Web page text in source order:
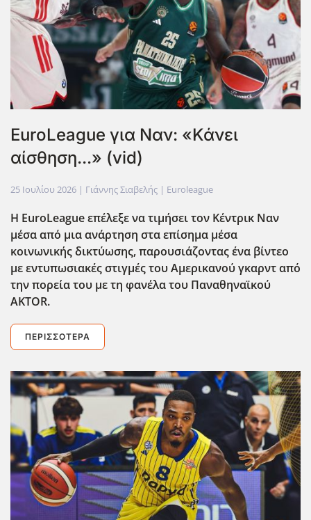
ΕuroLeague για Ναν: «Κάνει
αίσθηση...» (vid)
25 Ιουλίου 2026 | Γιάννης Σιαβελής | Euroleague
Η EuroLeague επέλεξε να τιμήσει τον Κέντρικ Ναν
μέσα από μια ανάρτηση στα επίσημα μέσα
κοινωνικής δικτύωσης, παρουσιάζοντας ένα βίντεο
με εντυπωσιακές στιγμές του Αμερικανού γκαρντ από
την πορεία του με τη φανέλα του Παναθηναϊκού
AKTOR.
ΠΕΡΙΣΣΌΤΕΡΑ